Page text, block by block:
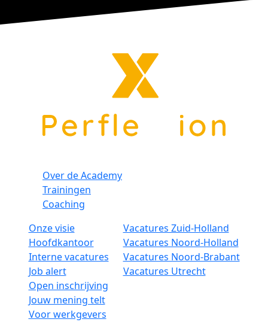
Over de Academy
Trainingen
Coaching
Onze visie
Hoofdkantoor
Interne vacatures
Job alert
Open inschrijving
Jouw mening telt
Voor werkgevers
Vacatures Zuid-Holland
Vacatures Noord-Holland
Vacatures Noord-Brabant
Vacatures Utrecht